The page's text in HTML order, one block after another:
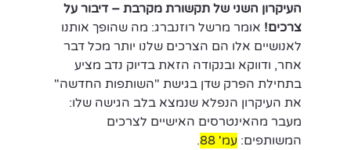
העיקרון השני של תקשורת מקרבת – דיבור על
צרכים! אומר מרשל רוזנברג: מה שהופך אותנו
לאנושיים אלו הם הצרכים שלנו יותר מכל דבר
אחר, ודווקא ובנקודה הזאת בדיוק נדב מציע
בתחילת הפרק שדן בגישת "השותפות החדשה"
את העיקרון הנפלא שנמצא בלב הגישה שלו:
מעבר מהאינטרסים האישיים לצרכים
המשותפים: עמ' 88 .